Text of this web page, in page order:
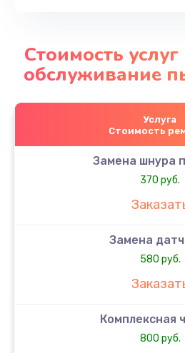
Стоимость
обслуживание
Услуга
Стоимость
Замена шнура
370 руб.
Замена
580 руб.
Комплексная
800 руб.